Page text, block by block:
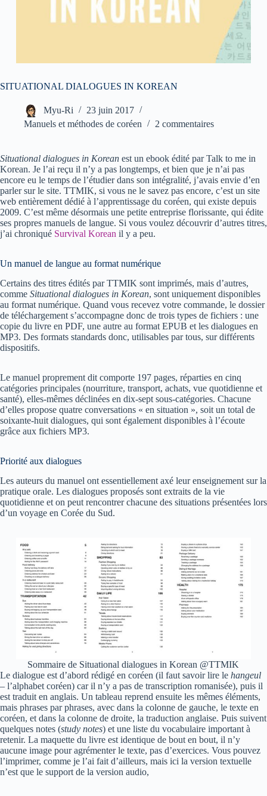
SITUATIONAL DIALOGUES IN KOREAN
Myu-Ri
23 juin 2017
Manuels et méthodes de coréen
2 commentaires
Situational dialogues in Korean est un ebook édité par Talk to me in
Korean. Je l’ai reçu il n’y a pas longtemps, et bien que je n’ai pas
encore eu le temps de l’étudier dans son intégralité, j’avais envie d’en
parler sur le site. TTMIK, si vous ne le savez pas encore, c’est un site
web entièrement dédié à l’apprentissage du coréen, qui existe depuis
2009. C’est même désormais une petite entreprise florissante, qui édite
ses propres manuels de langue. Si vous voulez découvrir d’autres titres,
j’ai chroniqué Survival Korean il y a peu.
Un manuel de langue au format numérique
Certains des titres édités par TTMIK sont imprimés, mais d’autres,
comme Situational dialogues in Korean, sont uniquement disponibles
au format numérique. Quand vous recevez votre commande, le dossier
de téléchargement s’accompagne donc de trois types de fichiers : une
copie du livre en PDF, une autre au format EPUB et les dialogues en
MP3. Des formats standards donc, utilisables par tous, sur différents
dispositifs.
Le manuel proprement dit comporte 197 pages, réparties en cinq
catégories principales (nourriture, transport, achats, vue quotidienne et
santé), elles-mêmes déclinées en dix-sept sous-catégories. Chacune
d’elles propose quatre conversations « en situation », soit un total de
soixante-huit dialogues, qui sont également disponibles à l’écoute
grâce aux fichiers MP3.
Priorité aux dialogues
Les auteurs du manuel ont essentiellement axé leur enseignement sur la
pratique orale. Les dialogues proposés sont extraits de la vie
quotidienne et on peut rencontrer chacune des situations présentées lors
d’un voyage en Corée du Sud.
Sommaire de Situational dialogues in Korean @TTMIK
Le dialogue est d’abord rédigé en coréen (il faut savoir lire le hangeul
– l’alphabet coréen) car il n’y a pas de transcription romanisée), puis il
est traduit en anglais. Un tableau reprend ensuite les mêmes éléments,
mais phrases par phrases, avec dans la colonne de gauche, le texte en
coréen, et dans la colonne de droite, la traduction anglaise. Puis suivent
quelques notes (study notes) et une liste du vocabulaire important à
retenir. La maquette du livre est identique de bout en bout, il n’y
aucune image pour agrémenter le texte, pas d’exercices. Vous pouvez
l’imprimer, comme je l’ai fait d’ailleurs, mais ici la version textuelle
n’est que le support de la version audio,